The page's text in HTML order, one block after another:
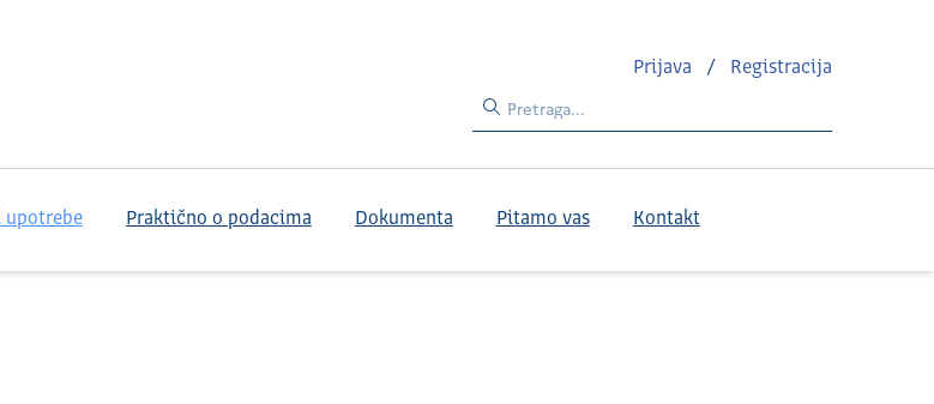
Prijava / Registracija
upotrebe Praktično o podacima Dokumenta Pitamo vas Kontakt